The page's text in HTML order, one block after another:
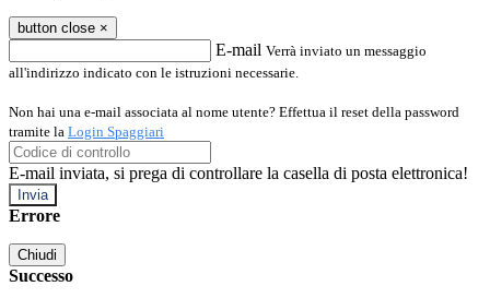
button close ×
E-mail Verrà inviato un messaggio
all'indirizzo indicato con le istruzioni necessarie.
Non hai una e-mail associata al nome utente? Effettua il reset della password
tramite la Login Spaggiari
E-mail inviata, si prega di controllare la casella di posta elettronica!
Errore
Chiudi
Successo